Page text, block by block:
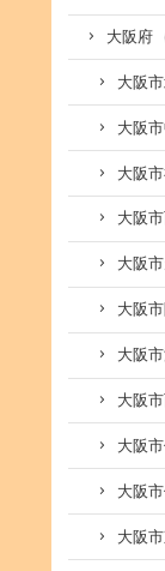
大阪府
大阪
大阪
大阪
大阪
大阪
大阪
大阪
大阪
大阪
大阪
大阪